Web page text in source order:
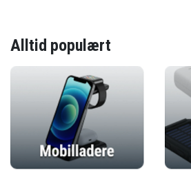
Alltid populært